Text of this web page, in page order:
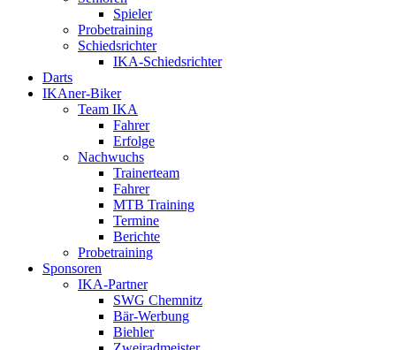
Spieler
Probetraining
Schiedsrichter
IKA-Schiedsrichter
Darts
IKAner-Biker
Team IKA
Fahrer
Erfolge
Nachwuchs
Trainerteam
Fahrer
MTB Training
Termine
Berichte
Probetraining
Sponsoren
IKA-Partner
SWG Chemnitz
Bär-Werbung
Biehler